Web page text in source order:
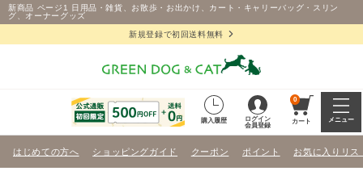
新商品 ページ1 日用品・雑貨、お散歩・お出かけ、カート・キャリーバッグ・スリン
グ、オーナーグッズ
新規登録で初回送料無料
購入履歴
ログイン
会員登録
0
カート メニュー
はじめての方へ ショッピングガイド クーポン ポイント お気に入りリス